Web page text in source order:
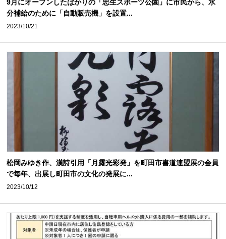
9月にオープンしたばかりの「忠生スポーツ公園」に市民から、水
分補給のために「自動販売機」を設置...
2023/10/21
松岡みゆき作、漢詩引用「月露光彩発」を町田市書道連盟展の会員
で毎年、出展し町田市の文化の発展に...
2023/10/12